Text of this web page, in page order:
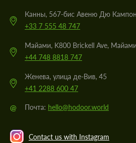
Канны, 567-бис Авеню Дю Кампон
+33 7 555 48 747
Майами, K800 Brickell Ave, Майами
+44 748 8818 747
Женева, улица де-Вив, 45
+41 2288 600 47
@ Почта: hello@hodoor.world
Contact us with Instagram